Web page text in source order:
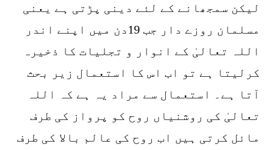
لیکن سمجھانے کے لئے دینی پڑتی ہے یعنی
مسلمان روزے دار جب 19دن میں اپنے اندر
اللہ تعالیٰ کے انوار و تجلیات کا ذخیرہ
کرلیتا ہے تو اب اس کا استعمال زیر بحث
آتا ہے۔ استعمال سے مراد یہ ہے کہ اللہ
تعالیٰ کی روشنیاں روح کو پرواز کی طرف
مائل کرتی ہیں اب روح کی عالم بالا کی طرف